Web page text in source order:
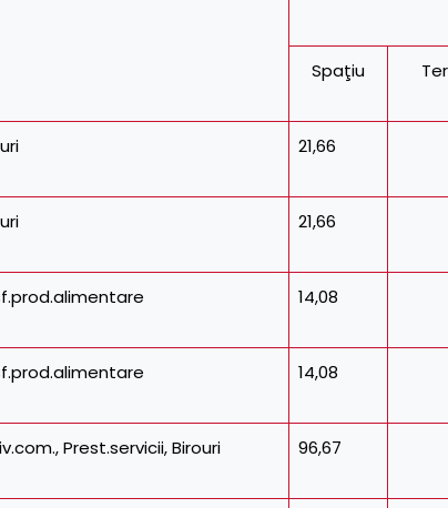
Spaţiu
21,66
21,66
14,08
14,08
Prest.servicii, Birouri 96,67